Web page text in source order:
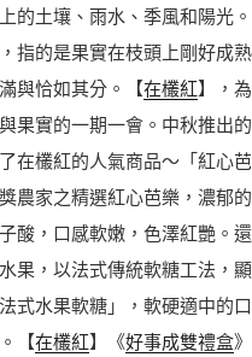
的土壤、雨水、季風和陽光
指的是果實在枝頭上剛好成
與恰如其分。【在欉紅】，
果實的一期一會。中秋推出
在欉紅的人氣商品～「紅心
農家之精選紅心芭樂，濃郁
酸，口感軟嫩，色澤紅艷。
果，以法式傳統軟糖工法，
式水果軟糖」，軟硬適中的
【在欉紅】《好事成雙禮盒